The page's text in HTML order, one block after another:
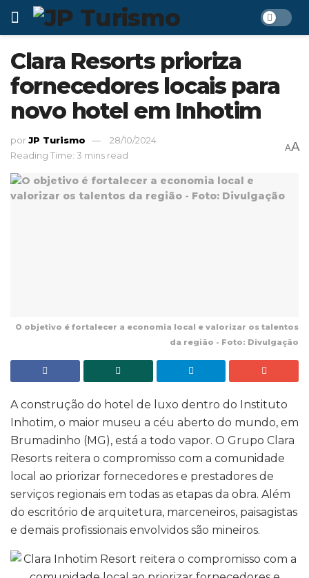
Clara Resorts prioriza
fornecedores locais para
novo hotel em Inhotim
porJP Turismo
28/10/2024
Reading Time: 3 mins read
AA
O objetivo é fortalecer a economia local e valorizar os talentos
da região - Foto: Divulgação
A construção do hotel de luxo dentro do Instituto
Inhotim, o maior museu a céu aberto do mundo, em
Brumadinho (MG), está a todo vapor. O Grupo Clara
Resorts reitera o compromisso com a comunidade
local ao priorizar fornecedores e prestadores de
serviços regionais em todas as etapas da obra. Além
do escritório de arquitetura, marceneiros, paisagistas
e demais profissionais envolvidos são mineiros.